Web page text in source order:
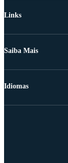
Links
Saiba Mais
Idiomas